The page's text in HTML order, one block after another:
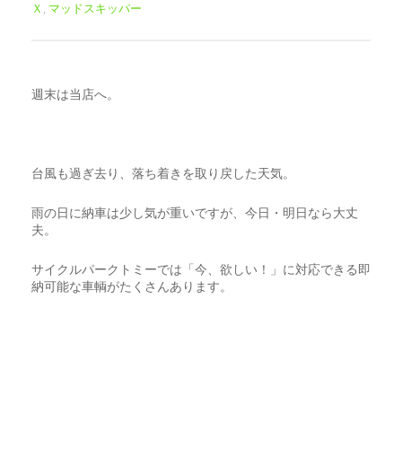
Ｘ
マッドスキッパー
週末は当店へ。
台風も過ぎ去り、落ち着きを取り戻した天気。
雨の日に納車は少し気が重いですが、今日・明日なら大丈
夫。
サイクルパークトミーでは「今、欲しい！」に対応できる即
納可能な車輌がたくさんあります。